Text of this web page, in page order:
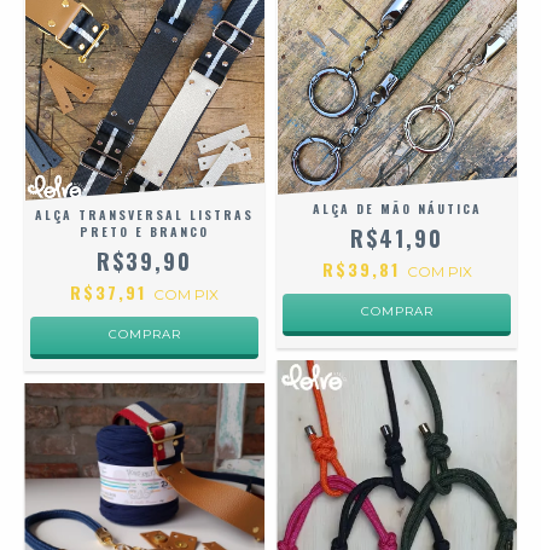
ALÇA TRANSVERSAL LISTRAS
PRETO E BRANCO
R$39,90
R$37,91 COM PIX
COMPRAR
ALÇA DE MÃO NÁUTICA
R$41,90
R$39,81 COM PIX
COMPRAR